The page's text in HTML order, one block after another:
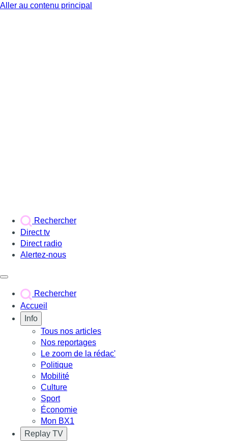
Aller au contenu principal
Rechercher
Direct tv
Direct radio
Alertez-nous
Rechercher
Accueil
Info
Tous nos articles
Nos reportages
Le zoom de la rédac'
Politique
Mobilité
Culture
Sport
Économie
Mon BX1
Replay TV